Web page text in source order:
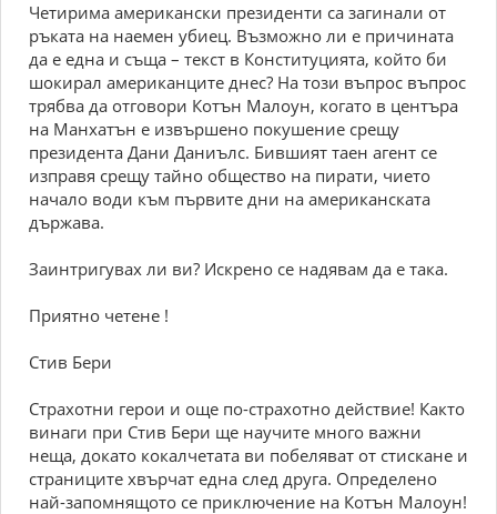
Четирима американски президенти са загинали от
ръката на наемен убиец. Възможно ли е причината
да е една и съща – текст в Конституцията, който би
шокирал американците днес? На този въпрос въпрос
трябва да отговори Котън Малоун, когато в центъра
на Манхатън е извършено покушение срещу
президента Дани Даниълс. Бившият таен агент се
изправя срещу тайно общество на пирати, чието
начало води към първите дни на американската
държава.
Заинтригувах ли ви? Искрено се надявам да е така.
Приятно четене !
Стив Бери
Страхотни герои и още по-страхотно действие! Както
винаги при Стив Бери ще научите много важни
неща, докато кокалчетата ви побеляват от стискане и
страниците хвърчат една след друга. Определено
най-запомнящото се приключение на Котън Малоун!